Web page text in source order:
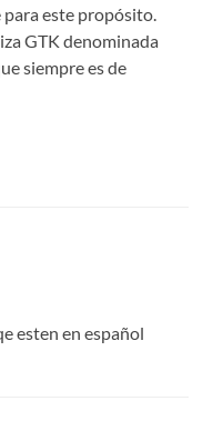
este propósito.
GTK denominada
siempre es de
esten en español